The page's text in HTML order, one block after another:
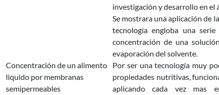
investigación y desarrollo en
Concentración de un alimento
liquido por membranas
semipermeables
Se mostrara una aplicación de
tecnología engloba una
concentración de una
evaporación del solvente.
Por ser una tecnología muy
propiedades nutritivas,
aplicando cada vez mas